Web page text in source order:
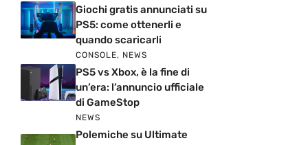
Giochi gratis annunciati su
PS5: come ottenerli e
quando scaricarli
CONSOLE, NEWS
PS5 vs Xbox, è la fine di
un’era: l’annuncio ufficiale
di GameStop
NEWS
Polemiche su Ultimate